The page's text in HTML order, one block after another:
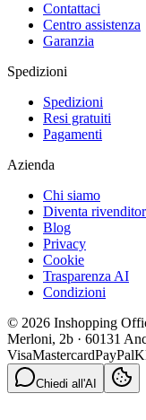
Contattaci
Centro assistenza
Garanzia
Spedizioni
Spedizioni
Resi gratuiti
Pagamenti
Azienda
Chi siamo
Diventa
Blog
Privacy
Cookie
Trasparenza AI
Condizioni
© 2026 Inshopping
Merloni, 2b · 60131
VisaMastercardPayPal
Chiedi all'AI